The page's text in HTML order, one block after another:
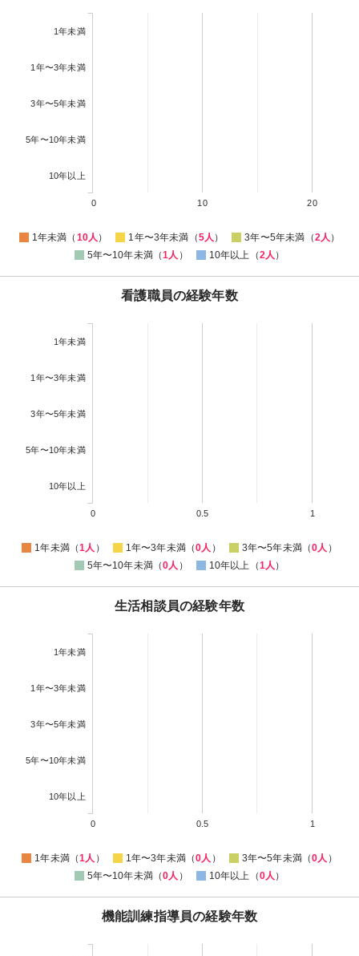
1年未満
1年〜3年未満
3年〜5年未満
5年〜10年未満
10年以上
0 10 20
1年未満（ 10人 ） 1年〜3年未満（5人 ） 3年〜5年未満（2人 ）
5年〜10年未満（1人 ） 10年以上（2人 ）
看護職員の経験年数
1年未満
1年〜3年未満
3年〜5年未満
5年〜10年未満
10年以上
0 0.5 1
1年未満（1人 ） 1年〜3年未満（0人 ） 3年〜5年未満（0人 ）
5年〜10年未満（0人 ） 10年以上（1人 ）
生活相談員の経験年数
1年未満
1年〜3年未満
3年〜5年未満
5年〜10年未満
10年以上
0 0.5 1
1年未満（1人 ） 1年〜3年未満（0人 ） 3年〜5年未満（0人 ）
5年〜10年未満（0人 ） 10年以上（0人 ）
機能訓練指導員の経験年数